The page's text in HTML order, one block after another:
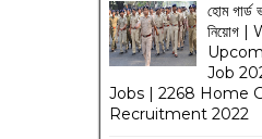
হোম গার্ড
নিয়োগ
Job
Jobs | 2268 Home
Recruitment 2022